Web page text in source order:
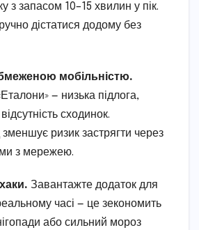
з запасом 10–15 хвилин у пік.
дістатися додому без
мобільністю.
— низька підлога,
сходинок.
ризик застрягти через
з мережею.
Завантажте додаток для
часі — це зекономить
або сильний мороз